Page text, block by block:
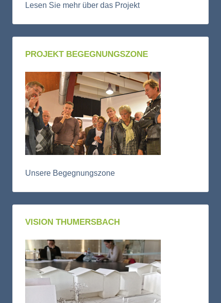
Lesen Sie mehr über das Projekt
PROJEKT BEGEGNUNGSZONE
Unsere Begegnungszone
VISION THUMERSBACH